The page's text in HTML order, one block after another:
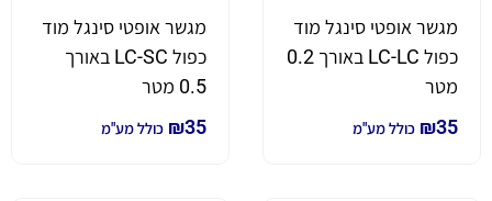
מגשר אופטי סינגל מוד
כפול LC-LC באורך 0.2
מטר
₪35 כולל מע"מ
מגשר אופטי סינגל מוד
כפול LC-SC באורך
0.5 מטר
₪35 כולל מע"מ